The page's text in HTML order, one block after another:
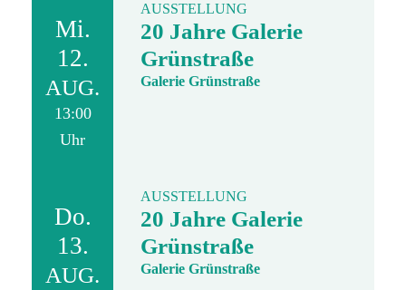
Mi.
12.
AUG.
13:00
Uhr
AUSSTELLUNG
20 Jahre Galerie
Grünstraße
Galerie Grünstraße
Do.
13.
AUG.
AUSSTELLUNG
20 Jahre Galerie
Grünstraße
Galerie Grünstraße